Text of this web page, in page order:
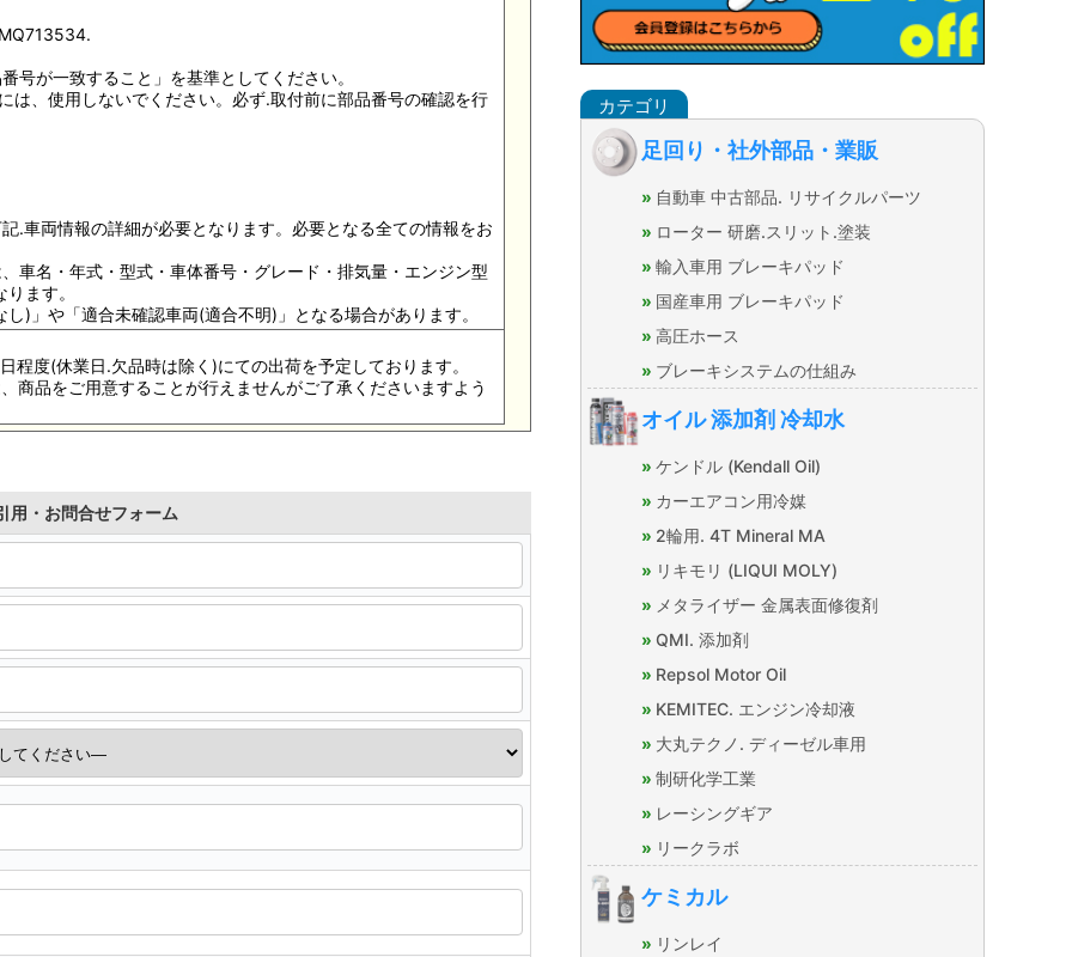
号が一致すること」を基準としてください。
は、使用しないでください。必ず.取付前に部品番号の確認を行
.車両情報の詳細が必要となります。必要となる全ての情報をお
車名・年式・型式・車体番号・グレード・排気量・エンジン型
ます。
)」や「適合未確認車両(適合不明)」となる場合があります。
程度(休業日.欠品時は除く)にての出荷を予定しております。
商品をご用意することが行えませんがご了承くださいますよう
用・お問合せフォーム
足回り・社外部品・業販
自動車 中古部品. リサイクルパーツ
ローター 研磨.スリット.塗装
輸入車用 ブレーキパッド
国産車用 ブレーキパッド
高圧ホース
ブレーキシステムの仕組み
オイル 添加剤 冷却水
ケンドル (Kendall Oil)
カーエアコン用冷媒
2輪用. 4T Mineral MA
リキモリ (LIQUI MOLY)
メタライザー 金属表面修復剤
QMI. 添加剤
Repsol Motor Oil
KEMITEC. エンジン冷却液
大丸テクノ. ディーゼル車用
制研化学工業
レーシングギア
リークラボ
ケミカル
リンレイ